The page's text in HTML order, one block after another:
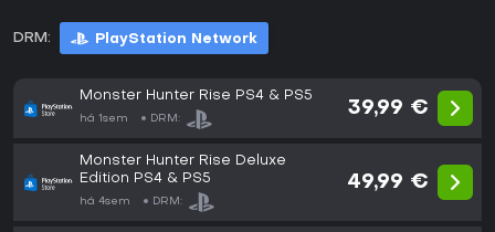
DRM: PlayStation Network
Monster Hunter Rise PS4 & PS5
há 1sem DRM:
39,99 €
Monster Hunter Rise Deluxe
Edition PS4 & PS5
há 4sem DRM:
49,99 €